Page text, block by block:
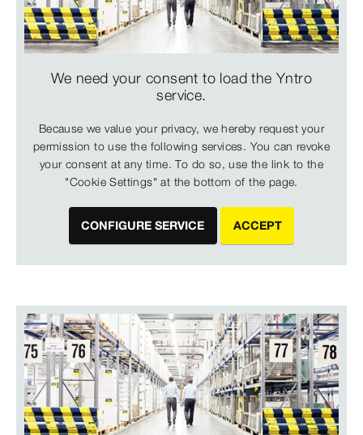
We need your consent to load the Yntro
service.
Because we value your privacy, we hereby request your
permission to use the following services. You can revoke
your consent at any time. To do so, use the link to the
"Cookie Settings" at the bottom of the page.
CONFIGURE SERVICE ACCEPT